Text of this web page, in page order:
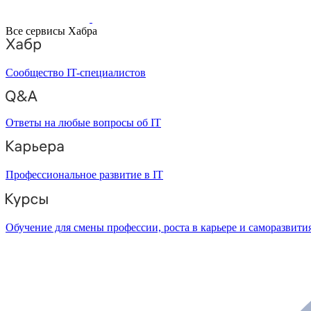
Все сервисы Хабра
Сообщество IT-специалистов
Ответы на любые вопросы об IT
Профессиональное развитие в IT
Обучение для смены профессии, роста в карьере и